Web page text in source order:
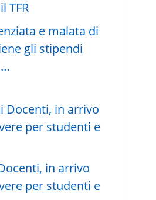
e malata di
gli stipendi
in arrivo
per studenti e